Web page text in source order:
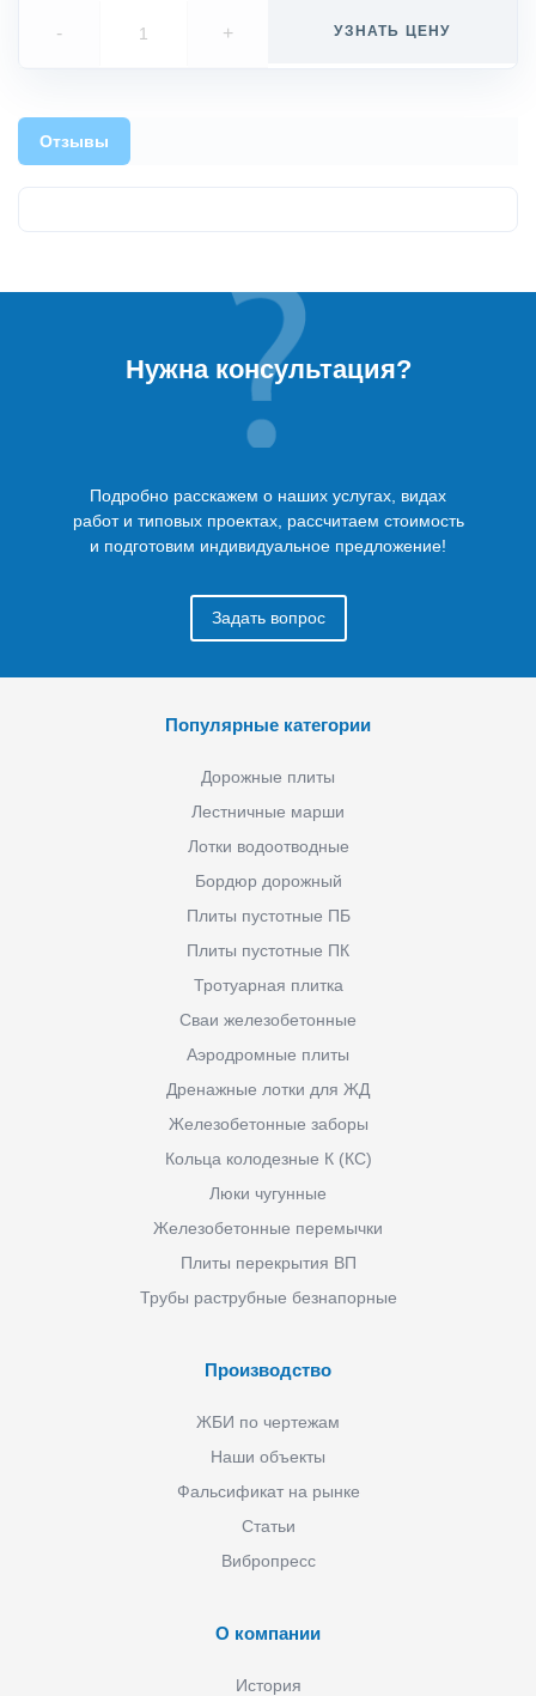
- + УЗНАТЬ ЦЕНУ
Отзывы
Нужна консультация?
Подробно расскажем о наших услугах, видах
работ и типовых проектах, рассчитаем стоимость
и подготовим индивидуальное предложение!
Задать вопрос
Популярные категории
Дорожные плиты
Лестничные марши
Лотки водоотводные
Бордюр дорожный
Плиты пустотные ПБ
Плиты пустотные ПК
Тротуарная плитка
Сваи железобетонные
Аэродромные плиты
Дренажные лотки для ЖД
Железобетонные заборы
Кольца колодезные К (КС)
Люки чугунные
Железобетонные перемычки
Плиты перекрытия ВП
Трубы раструбные безнапорные
Производство
ЖБИ по чертежам
Наши объекты
Фальсификат на рынке
Статьи
Вибропресс
О компании
История